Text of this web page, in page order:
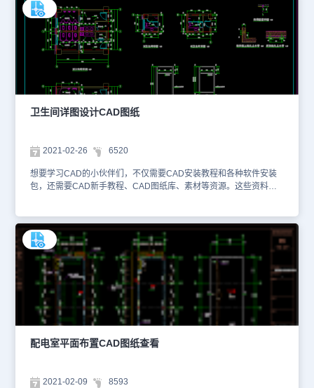
CAD图纸资源中、使用CAD软件绘制的栏杆和门窗CAD大样图。以
下为您截取一些图纸的预览图。该栏杆和门窗CAD大样图主要绘制了
建筑的栏杆、推拉门、门联窗大样图等内容。设计师使用CAD标注快
捷键对尺寸进行了相应的标注，并且还CAD标注具体工艺设计和材料
说明。1、栏杆大样图2、推拉门和门联窗大样图CAD标注快捷键可
以调出很多标注功能，如线性标注、角度标注、弧长标注等，大家可
以跟着CAD教程进行细致地学习。更多关于栏杆和门窗CAD大样
图、更多的CAD图纸资源，大家可以访问浩辰CAD官网进行检索查
询。本图纸作为学习资料参考，请勿用于商业用途
卫生间详图设计CAD图纸
2021-02-26 6520
想要学习CAD的小伙伴们，不仅需要CAD安装教程和各种软件安装
包，还需要CAD新手教程、CAD图纸库、素材等资源。这些资料在
用到一些平面图纸外，结构详图设计也是必不可少的。小编整理了与
建筑设计相关的卫生间详图设计CAD图纸提供给大家。该卫生间详图
设计CAD图纸使用正版CAD软件绘制了卫生间整体设计图、局部细
节图、关键部件放大图等内容，并且CAD标注尺寸信息和相应的设计
说明，便于施工人员能快速获取工程信息。关于该卫生间详图设计
CAD图纸的更多设计内容，大家可以使用国产CAD软件，浩辰CAD
看图王或者浩辰CAD官网进行在线查看。本素材仅用于互相学习资
料，请勿商用。更多图纸库资源可访问浩辰CAD官网进行学习。
配电室平面布置CAD图纸查看
2021-02-09 8593